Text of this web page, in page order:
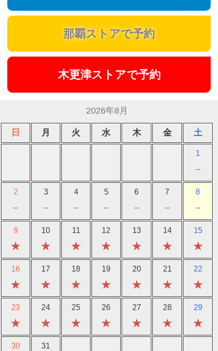
那覇ストアで予約
木更津ストアで予約
2026年8月
日 月 火 水 木 金 土
1
－
2
－
3
－
4
－
5
－
6
－
7
－
8
－
9
★
10
★
11
★
12
★
13
★
14
★
15
★
16
★
17
★
18
★
19
★
20
★
21
★
22
★
23
★
24
★
25
★
26
★
27
★
28
★
29
★
30 31